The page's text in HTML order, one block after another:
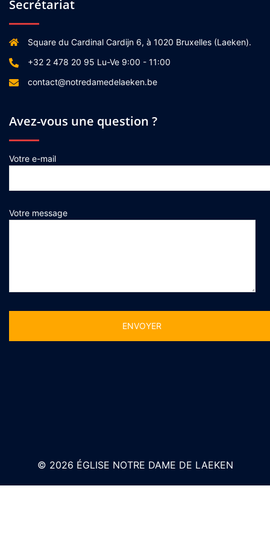
Secrétariat
Square du Cardinal Cardijn 6, à 1020 Bruxelles (Laeken).
+32 2 478 20 95 Lu-Ve 9:00 - 11:00
contact@notredamedelaeken.be
Avez-vous une question ?
Votre e-mail
Votre message
© 2026 ÉGLISE NOTRE DAME DE LAEKEN